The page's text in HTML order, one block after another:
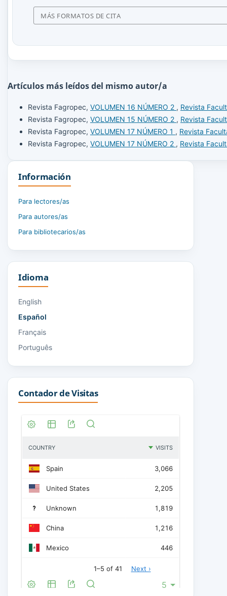
MÁS FORMATOS DE CITA
Artículos más leídos del mismo autor/a
Revista Fagropec, VOLUMEN 16 NÚMERO 2 , Revista
Revista Fagropec, VOLUMEN 15 NÚMERO 2 , Revista
Revista Fagropec, VOLUMEN 17 NÚMERO 1 , Revista
Revista Fagropec, VOLUMEN 17 NÚMERO 2 , Revista
Información
Para lectores/as
Para autores/as
Para bibliotecarios/as
Idioma
English
Español
Français
Português
Contador de Visitas